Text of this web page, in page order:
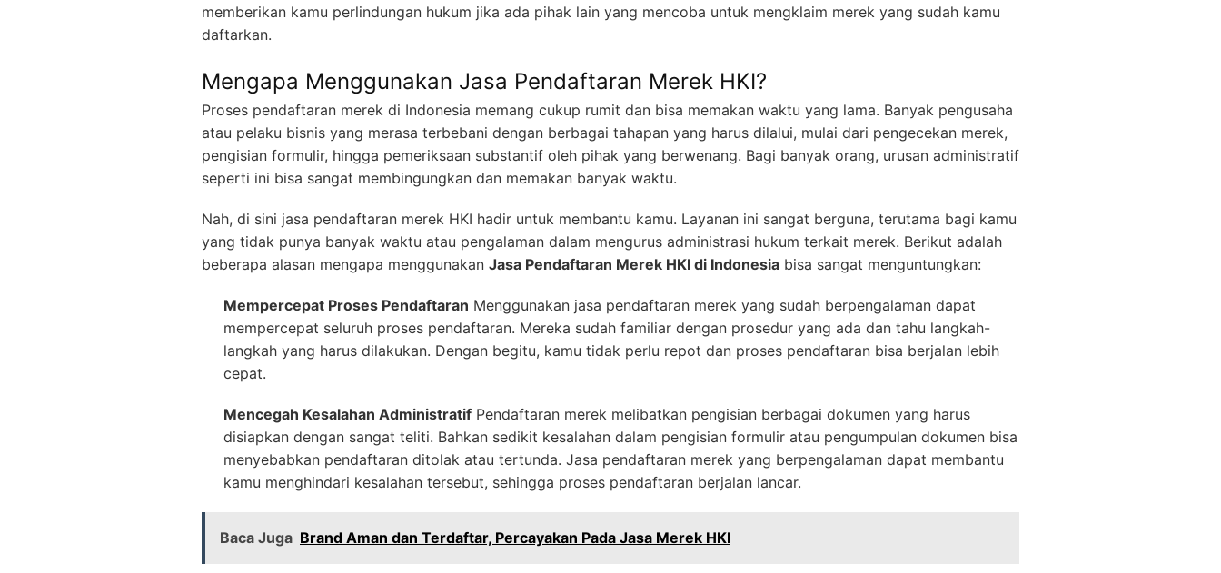
memberikan kamu perlindungan hukum jika ada pihak lain yang mencoba untuk mengklaim merek yang sudah kamu
daftarkan.
Mengapa Menggunakan Jasa Pendaftaran Merek HKI?
Proses pendaftaran merek di Indonesia memang cukup rumit dan bisa memakan waktu yang lama. Banyak pengusaha
atau pelaku bisnis yang merasa terbebani dengan berbagai tahapan yang harus dilalui, mulai dari pengecekan merek,
pengisian formulir, hingga pemeriksaan substantif oleh pihak yang berwenang. Bagi banyak orang, urusan administratif
seperti ini bisa sangat membingungkan dan memakan banyak waktu.
Nah, di sini jasa pendaftaran merek HKI hadir untuk membantu kamu. Layanan ini sangat berguna, terutama bagi kamu
yang tidak punya banyak waktu atau pengalaman dalam mengurus administrasi hukum terkait merek. Berikut adalah
beberapa alasan mengapa menggunakan Jasa Pendaftaran Merek HKI di Indonesia bisa sangat menguntungkan:
Mempercepat Proses Pendaftaran Menggunakan jasa pendaftaran merek yang sudah berpengalaman dapat
mempercepat seluruh proses pendaftaran. Mereka sudah familiar dengan prosedur yang ada dan tahu langkah-
langkah yang harus dilakukan. Dengan begitu, kamu tidak perlu repot dan proses pendaftaran bisa berjalan lebih
cepat.
Mencegah Kesalahan Administratif Pendaftaran merek melibatkan pengisian berbagai dokumen yang harus
disiapkan dengan sangat teliti. Bahkan sedikit kesalahan dalam pengisian formulir atau pengumpulan dokumen bisa
menyebabkan pendaftaran ditolak atau tertunda. Jasa pendaftaran merek yang berpengalaman dapat membantu
kamu menghindari kesalahan tersebut, sehingga proses pendaftaran berjalan lancar.
Baca Juga Brand Aman dan Terdaftar, Percayakan Pada Jasa Merek HKI